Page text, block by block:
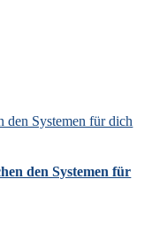
den Systemen für dich
den Systemen für